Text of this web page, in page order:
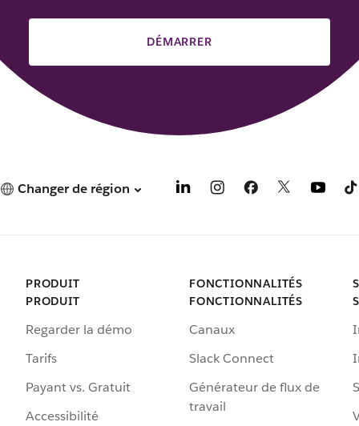
DÉMARRER
Changer de région
PRODUIT
PRODUIT
Regarder la démo
Tarifs
Payant vs. Gratuit
Accessibilité
FONCTIONNALITÉS
FONCTIONNALITÉS
Canaux
Slack Connect
Générateur de flux de
travail